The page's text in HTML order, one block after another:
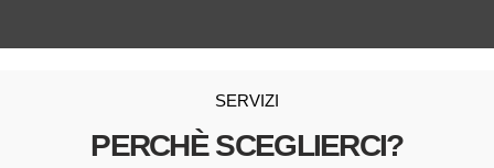
SERVIZI
PERCHÈ SCEGLIERCI?